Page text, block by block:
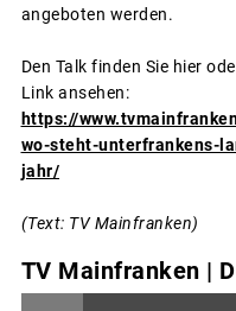
angeboten werden.
Den Talk finden Sie hier
Link ansehen:
https://
wo-steht-unterfrankens-
jahr/
(Text: TV Mainfranken)
TV Mainfranken |